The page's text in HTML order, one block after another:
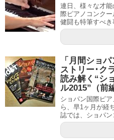
連日、様々な才
際ピアノコンク
健闘も特筆すべき
「月間ショ
ストリー･ク
読み解く“シ
ル2015”（前
ショパン国際ピ
ら、早1ヶ月が経
誌では、ショパン